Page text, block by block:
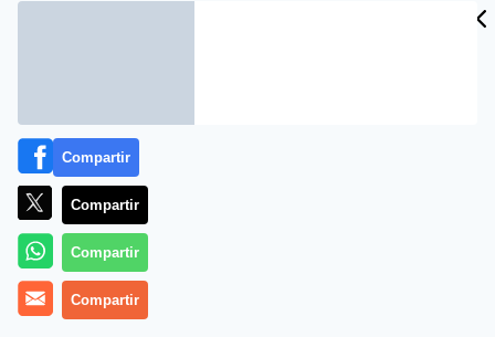
(Siame).- LaArquidiócesis Primada de México
condena enérgicamente la agresión que sufrió, este
Compartir
Compartir
Compartir
Compartir